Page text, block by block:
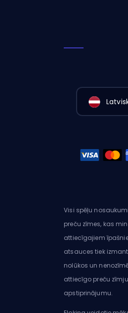
Visi spēļu
preču zīmes, kas
attiecīgajiem
atsauces tiek
nolūkos un
attiecīgo preču
apstiprinājumu.